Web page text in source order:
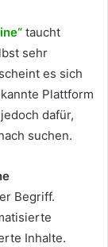
taucht
sehr
es sich
Plattform
dafür,
suchen.
Begriff.
Inhalte.